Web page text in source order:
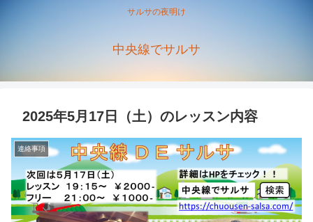
サルサの夜明け
中央線でサルサ
2025年5月17日（土）のレッスン内容
連絡事項